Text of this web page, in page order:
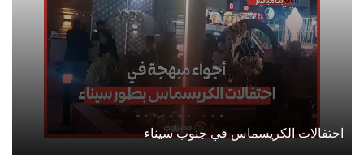
احتفالات الكريسماس في جنوب سيناء